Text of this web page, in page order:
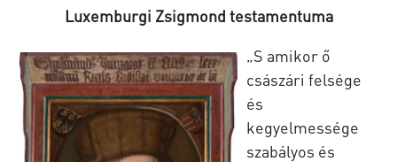
Luxemburgi Zsigmond testamentuma
„S amikor ő
császári felsége
és
kegyelmessége
szabályos és